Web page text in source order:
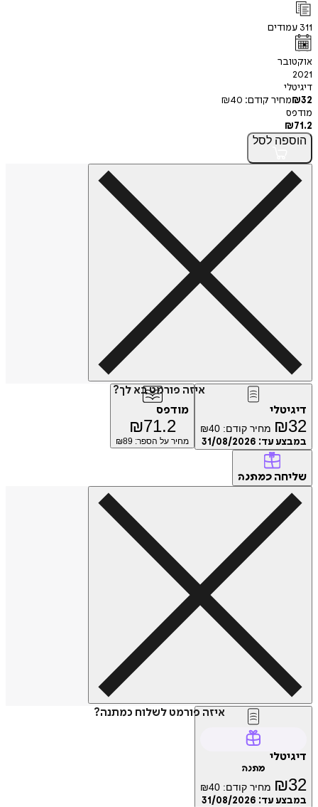
311 עמודים
אוקטובר
2021
דיגיטלי
₪32 מחיר קודם: ₪40
מודפס
₪71.2
הוספה לסל
איזה פורמט בא לך?
דיגיטלי
₪32 מחיר קודם: ₪40
במבצע עד: 31/08/2026
מודפס
₪71.2
מחיר על הספר: ₪ 89
שליחה כמתנה
איזה פורמט לשלוח כמתנה?
דיגיטלי
מתנה
₪32 מחיר קודם: ₪40
במבצע עד: 31/08/2026